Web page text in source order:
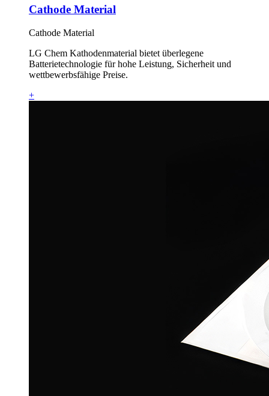
Cathode Material
Cathode Material
LG Chem Kathodenmaterial bietet überlegene
Batterietechnologie für hohe Leistung, Sicherheit und
wettbewerbsfähige Preise.
+